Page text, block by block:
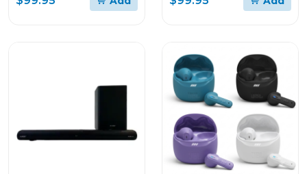
CANCELACIÓN DE
WIRELESS